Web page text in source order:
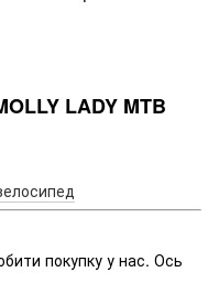
LADY MTB
покупку у нас. Ось